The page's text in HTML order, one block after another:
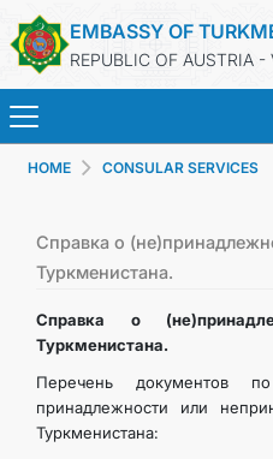
EMBASSY OF
REPUBLIC OF AUSTRIA -
HOME CONSULAR SERVICES
Справка о
Туркменистана.
Справка о
Туркменистана.
Перечень документов
принадлежности или
Туркменистана: